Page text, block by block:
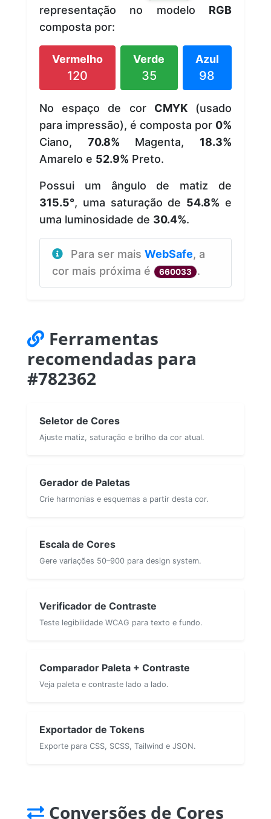
representação no modelo RGB
composta por:
Vermelho
120
Verde
35
Azul
98
No espaço de cor CMYK(usado
para impressão), é composta por 0%
Ciano, 70.8% Magenta, 18.3%
Amarelo e 52.9% Preto.
Possui um ângulo de matiz de
315.5°, uma saturação de 54.8% e
uma luminosidade de 30.4%.
Para ser mais WebSafe, a
cor mais próxima é
660033 .
Ferramentas
recomendadas para
#782362
Seletor de Cores
Ajuste matiz, saturação e brilho da cor atual.
Gerador de Paletas
Crie harmonias e esquemas a partir desta cor.
Escala de Cores
Gere variações 50–900 para design system.
Verificador de Contraste
Teste legibilidade WCAG para texto e fundo.
Comparador Paleta + Contraste
Veja paleta e contraste lado a lado.
Exportador de Tokens
Exporte para CSS, SCSS, Tailwind e JSON.
Conversões de Cores